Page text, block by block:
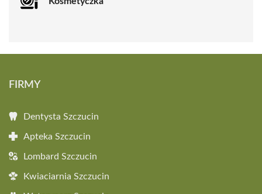
FIRMY
Dentysta Szczucin
Apteka Szczucin
Lombard Szczucin
Kwiaciarnia Szczucin